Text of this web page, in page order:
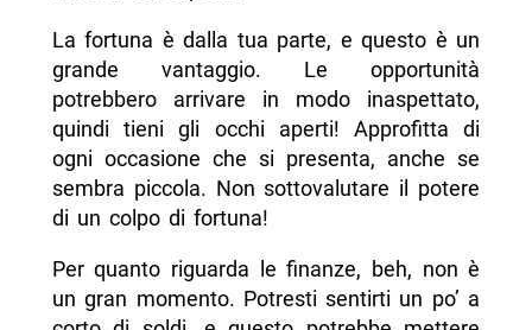
La fortuna è dalla tua parte, e questo è un
grande vantaggio. Le opportunità
potrebbero arrivare in modo inaspettato,
quindi tieni gli occhi aperti! Approfitta di
ogni occasione che si presenta, anche se
sembra piccola. Non sottovalutare il potere
di un colpo di fortuna!
Per quanto riguarda le finanze, beh, non è
un gran momento. Potresti sentirti un po’ a